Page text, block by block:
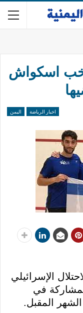
اسكواش
اخبار الرياضة اليمن
الإسرائيلي
في
الشهر المقبل.